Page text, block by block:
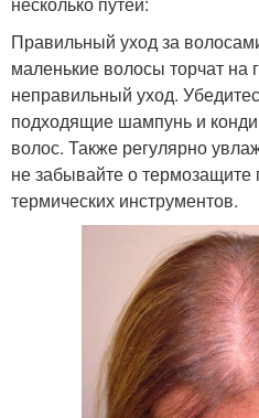
Правильный уход за
маленькие волосы торчат на
неправильный уход.
подходящие шампунь и
волос. Также регулярно
не забывайте о термозащите
термических инструментов.